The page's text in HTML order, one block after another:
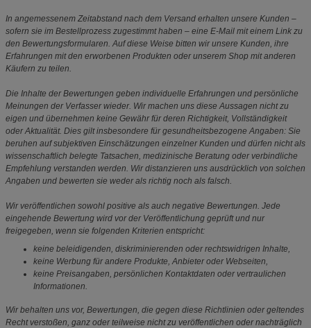
In angemessenem Zeitabstand nach dem Versand erhalten unsere Kunden –
sofern sie im Bestellprozess zugestimmt haben – eine E-Mail mit einem Link zu
den Bewertungsformularen. Auf diese Weise bitten wir unsere Kunden, ihre
Erfahrungen mit den erworbenen Produkten oder unserem Shop mit anderen
Käufern zu teilen.
Die Inhalte der Bewertungen geben individuelle Erfahrungen und persönliche
Meinungen der Verfasser wieder. Wir machen uns diese Aussagen nicht zu
eigen und übernehmen keine Gewähr für deren Richtigkeit, Vollständigkeit
oder Aktualität. Dies gilt insbesondere für gesundheitsbezogene Angaben: Sie
beruhen auf subjektiven Einschätzungen einzelner Kunden und dürfen nicht als
wissenschaftlich belegte Tatsachen, medizinische Beratung oder verbindliche
Empfehlung verstanden werden. Wir distanzieren uns ausdrücklich von solchen
Angaben und bewerten sie weder als richtig noch als falsch.
Wir veröffentlichen sowohl positive als auch negative Bewertungen. Jede
eingehende Bewertung wird vor der Veröffentlichung geprüft und nur
freigegeben, wenn sie folgenden Kriterien entspricht:
keine beleidigenden, diskriminierenden oder rechtswidrigen Inhalte,
keine Werbung für andere Produkte, Anbieter oder Webseiten,
keine Preisangaben, persönlichen Kontaktdaten oder vertraulichen
Informationen.
Wir behalten uns vor, Bewertungen, die gegen diese Richtlinien oder geltendes
Recht verstoßen, ganz oder teilweise nicht zu veröffentlichen oder nachträglich